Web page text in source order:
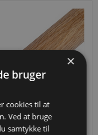
Eg Ø 45 Træhåndliste
FraDKK 314,83
×
bruger
cookies til at
Ved at bruge
samtykke til